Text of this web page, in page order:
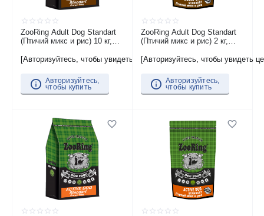
ZooRing Adult Dog Standart
(Птичий микс и рис) 10 кг,
собак средних и крупных
[Авторизуйтесь, чтобы увидеть цену]
Авторизуйтесь,
чтобы купить
ZooRing Adult Dog Standart
(Птичий микс и рис) 2 кг,
собак средних и крупных
[Авторизуйтесь, чтобы увидеть
Авторизуйтесь,
чтобы купить